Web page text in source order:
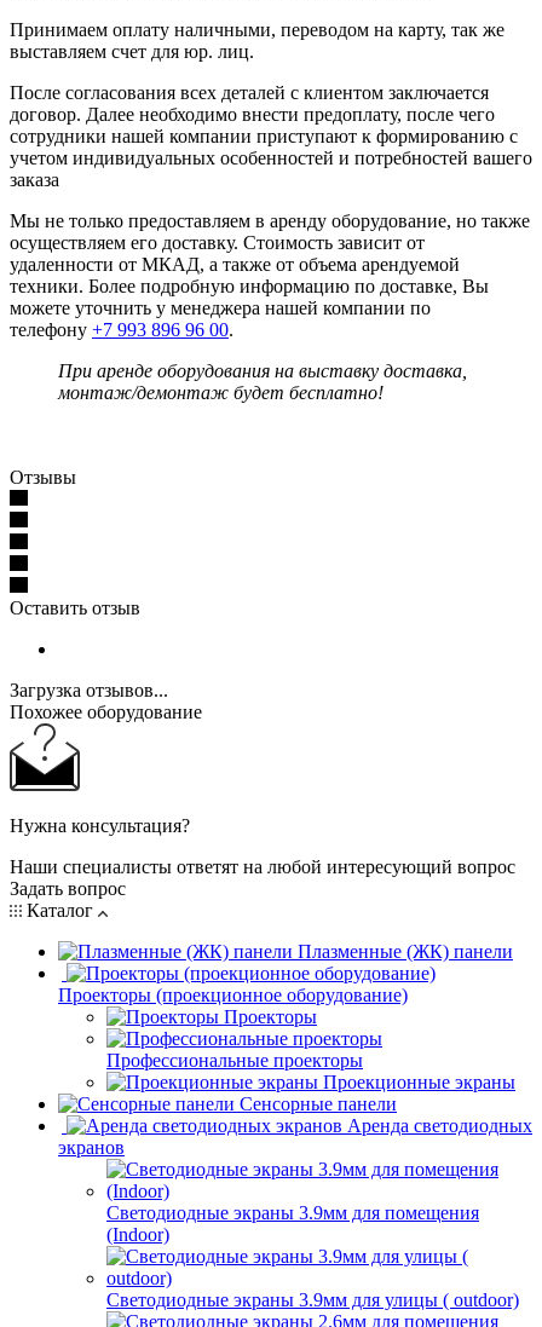
Принимаем оплату наличными, переводом на карту, так же
выставляем счет для юр. лиц.
После согласования всех деталей с клиентом заключается
договор. Далее необходимо внести предоплату, после чего
сотрудники нашей компании приступают к формированию с
учетом индивидуальных особенностей и потребностей вашего
заказа
Мы не только предоставляем в аренду оборудование, но также
осуществляем его доставку. Стоимость зависит от
удаленности от МКАД, а также от объема арендуемой
техники. Более подробную информацию по доставке, Вы
можете уточнить у менеджера нашей компании по
телефону +7 993 896 96 00.
При аренде оборудования на выставку доставка,
монтаж/демонтаж будет бесплатно!
Отзывы
Оставить отзыв
Загрузка отзывов...
Похожее оборудование
Нужна консультация?
Наши специалисты ответят на любой интересующий вопрос
Задать вопрос
Каталог
Плазменные (ЖК) панели
Проекторы (проекционное оборудование)
Проекторы
Профессиональные проекторы
Проекционные экраны
Сенсорные панели
Аренда светодиодных
экранов
Светодиодные экраны 3.9мм для помещения
(Indoor)
Светодиодные экраны 3.9мм для улицы ( outdoor)